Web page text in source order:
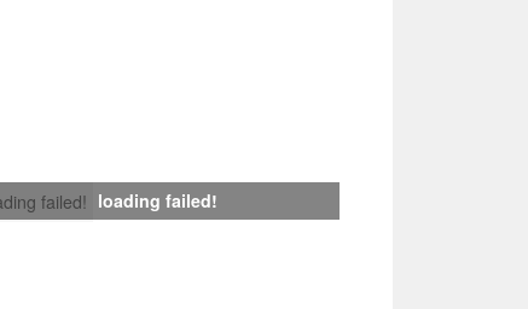
failed! loading failed!